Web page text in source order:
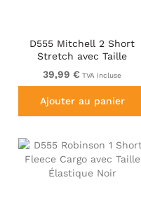
D555 Mitchell 2 Short
Stretch avec Taille
Élastique Bleu Marine
39,99 € TVA incluse
Ajouter au panier